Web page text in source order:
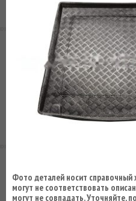
Фото деталей носит
могут не соответствовать
могут не совпадать. Уточняйте,